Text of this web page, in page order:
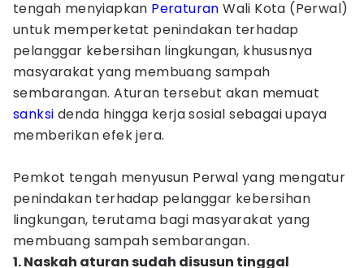
tengah menyiapkan Peraturan Wali Kota (Perwal)
untuk memperketat penindakan terhadap
pelanggar kebersihan lingkungan, khususnya
masyarakat yang membuang sampah
sembarangan. Aturan tersebut akan memuat
sanksi denda hingga kerja sosial sebagai upaya
memberikan efek jera.
Pemkot tengah menyusun Perwal yang mengatur
penindakan terhadap pelanggar kebersihan
lingkungan, terutama bagi masyarakat yang
membuang sampah sembarangan.
1. Naskah aturan sudah disusun tinggal